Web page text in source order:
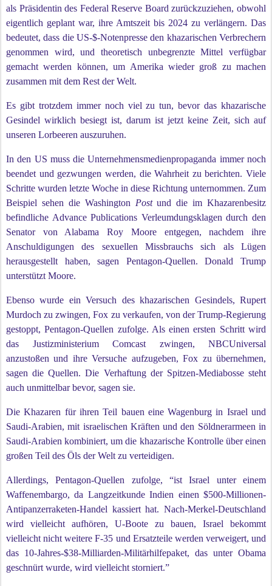
als Präsidentin des Federal Reserve Board zurückzuziehen, obwohl
eigentlich geplant war, ihre Amtszeit bis 2024 zu verlängern. Das
bedeutet, dass die US-$-Notenpresse den khazarischen Verbrechern
genommen wird, und theoretisch unbegrenzte Mittel verfügbar
gemacht werden können, um Amerika wieder groß zu machen
zusammen mit dem Rest der Welt.
Es gibt trotzdem immer noch viel zu tun, bevor das khazarische
Gesindel wirklich besiegt ist, darum ist jetzt keine Zeit, sich auf
unseren Lorbeeren auszuruhen.
In den US muss die Unternehmensmedienpropaganda immer noch
beendet und gezwungen werden, die Wahrheit zu berichten. Viele
Schritte wurden letzte Woche in diese Richtung unternommen. Zum
Beispiel sehen die Washington Postund die im Khazarenbesitz
befindliche Advance Publications Verleumdungsklagen durch den
Senator von Alabama Roy Moore entgegen, nachdem ihre
Anschuldigungen des sexuellen Missbrauchs sich als Lügen
herausgestellt haben, sagen Pentagon-Quellen. Donald Trump
unterstützt Moore.
Ebenso wurde ein Versuch des khazarischen Gesindels, Rupert
Murdoch zu zwingen, Fox zu verkaufen, von der Trump-Regierung
gestoppt, Pentagon-Quellen zufolge. Als einen ersten Schritt wird
das Justizministerium Comcast zwingen, NBCUniversal
anzustoßen und ihre Versuche aufzugeben, Fox zu übernehmen,
sagen die Quellen. Die Verhaftung der Spitzen-Mediabosse steht
auch unmittelbar bevor, sagen sie.
Die Khazaren für ihren Teil bauen eine Wagenburg in Israel und
Saudi-Arabien, mit israelischen Kräften und den Söldnerarmeen in
Saudi-Arabien kombiniert, um die khazarische Kontrolle über einen
großen Teil des Öls der Welt zu verteidigen.
Allerdings, Pentagon-Quellen zufolge, “ist Israel unter einem
Waffenembargo, da Langzeitkunde Indien einen $500-Millionen-
Antipanzerraketen-Handel kassiert hat. Nach-Merkel-Deutschland
wird vielleicht aufhören, U-Boote zu bauen, Israel bekommt
vielleicht nicht weitere F-35 und Ersatzteile werden verweigert, und
das 10-Jahres-$38-Milliarden-Militärhilfepaket, das unter Obama
geschnürt wurde, wird vielleicht storniert.”